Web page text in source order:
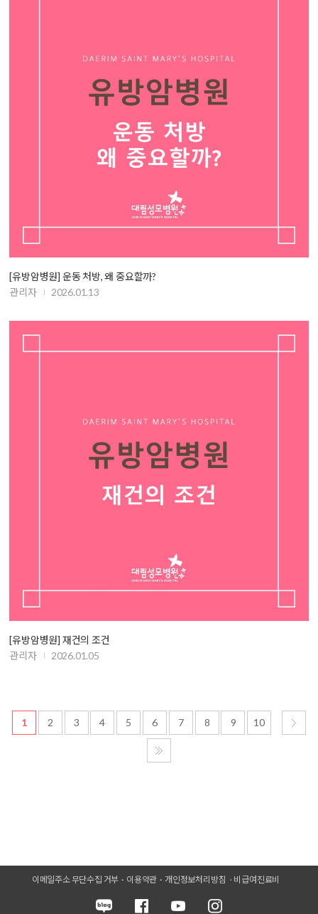
[유방암병원] 운동 처방, 왜 중요할까?
관리자
2026.01.13
[유방암병원] 재건의 조건
관리자
2026.01.05
1 2 3 4 5 6 7 8 9 10
이메일주소 무단수집 거부 이용약관 개인정보처리방침 비급여진료비